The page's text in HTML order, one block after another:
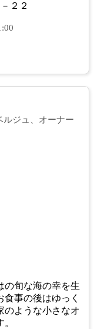
２２
ジュ、オーナー
の旬な海の幸を生
事の後はゆっく
のような小さなオ